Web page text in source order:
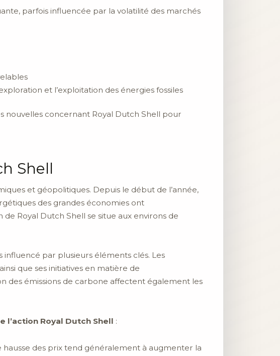
parfois influencée par la volatilité des marchés
et l’exploitation des énergies fossiles
nouvelles concernant Royal Dutch Shell pour
Shell
et géopolitiques. Depuis le début de l’année,
des grandes économies ont
Royal Dutch Shell se situe aux environs de
influencé par plusieurs éléments clés. Les
que ses initiatives en matière de
des émissions de carbone affectent également les
l’action Royal Dutch Shell :
des prix tend généralement à augmenter la